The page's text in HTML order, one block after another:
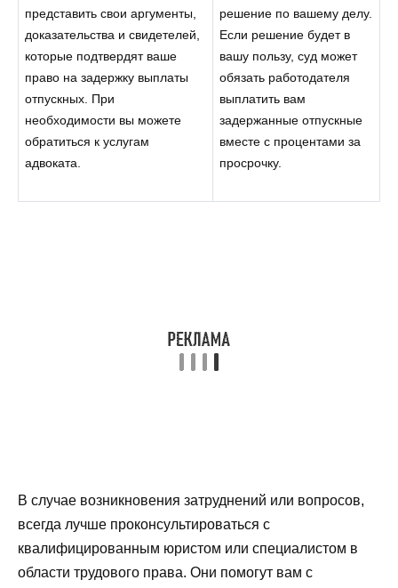
представить свои аргументы,
доказательства и свидетелей,
которые подтвердят ваше
право на задержку выплаты
отпускных. При
необходимости вы можете
обратиться к услугам
адвоката.
решение по вашему делу.
Если решение будет в
вашу пользу, суд может
обязать работодателя
выплатить вам
задержанные отпускные
вместе с процентами за
просрочку.
В случае возникновения затруднений или вопросов,
всегда лучше проконсультироваться с
квалифицированным юристом или специалистом в
области трудового права. Они помогут вам с